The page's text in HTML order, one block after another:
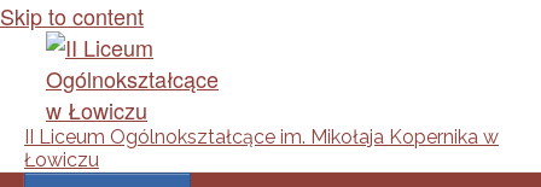
Skip to content
II Liceum Ogólnokształcące im. Mikołaja Kopernika w
Łowiczu